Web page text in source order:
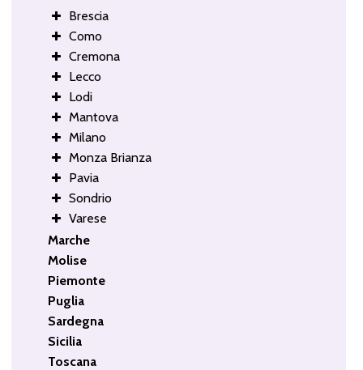
Brescia
Como
Cremona
Lecco
Lodi
Mantova
Milano
Monza Brianza
Pavia
Sondrio
Varese
Marche
Molise
Piemonte
Puglia
Sardegna
Sicilia
Toscana